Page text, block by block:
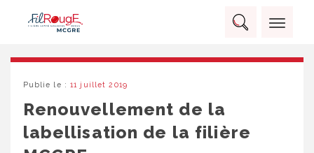
content
Rechercher :
RECHERCHER
Publie le :11 juillet 2019
Renouvellement de la
labellisation de la filière